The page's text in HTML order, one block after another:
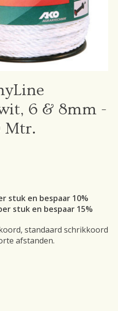
6 & 8mm -
Mtr.
stuk en bespaar 10%
stuk en bespaar 15%
standaard schrikkoord
afstanden.
is